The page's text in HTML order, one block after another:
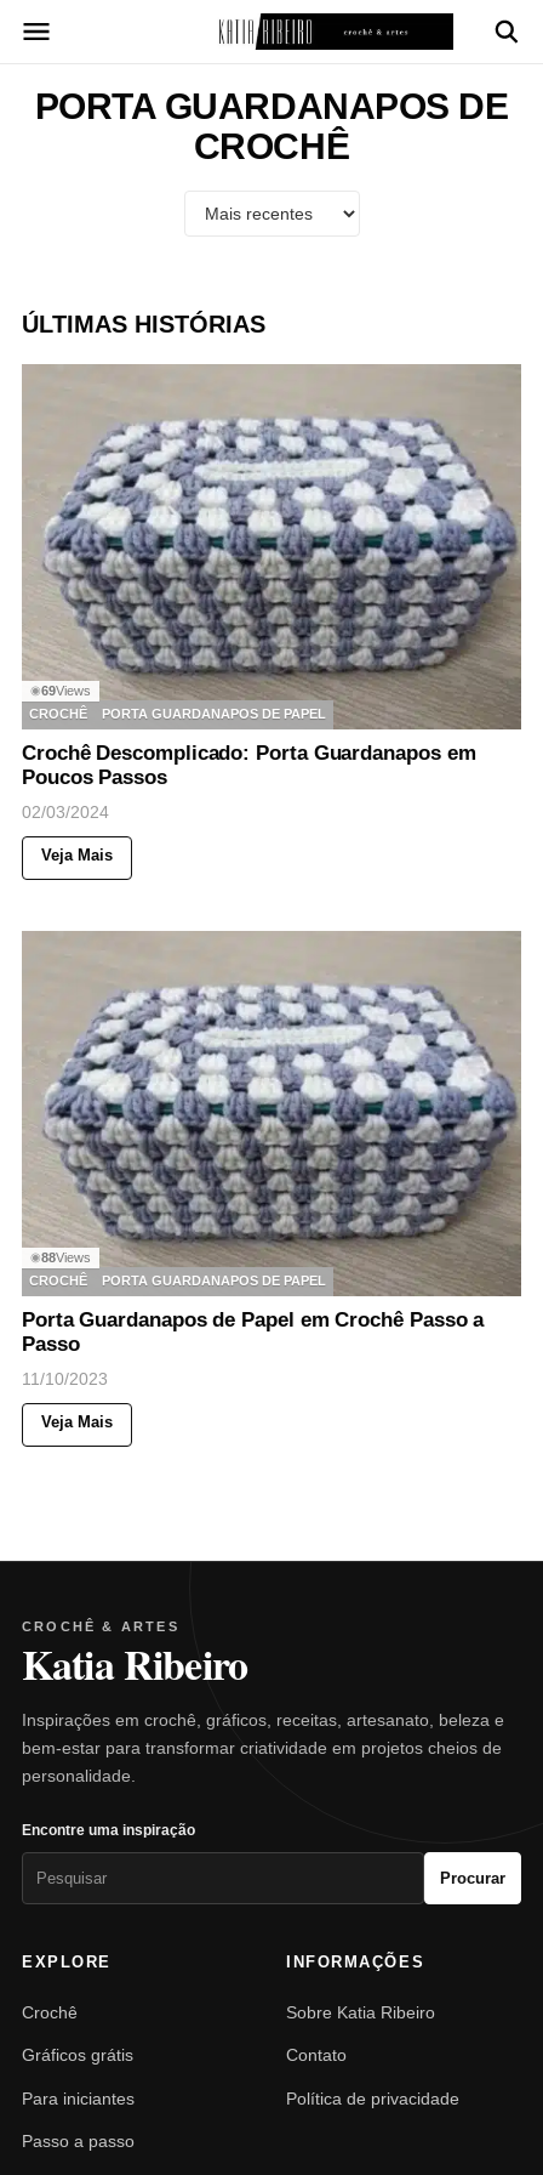
para
conteúdoPORTA GUARDANAPOS DE
CROCHÊ
ÚLTIMAS HISTÓRIAS
◉69Views
CROCHÊ
PORTA GUARDANAPOS DE PAPEL
Crochê Descomplicado: Porta Guardanapos em
Poucos Passos
02/03/2024
Veja Mais
◉88Views
CROCHÊ
PORTA GUARDANAPOS DE PAPEL
Porta Guardanapos de Papel em Crochê Passo a
Passo
11/10/2023
Veja Mais
CROCHÊ & ARTES
Katia Ribeiro
Inspirações em crochê, gráficos, receitas, artesanato, beleza e
bem-estar para transformar criatividade em projetos cheios de
personalidade.
Encontre uma inspiração
Procurar
EXPLORE
Crochê
Gráficos grátis
Para iniciantes
Passo a passo
INFORMAÇÕES
Sobre Katia Ribeiro
Contato
Política de privacidade